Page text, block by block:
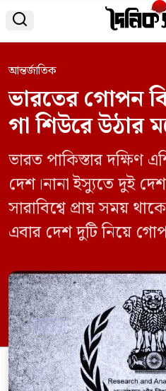

আন্তর্জাতিক
ভারতের গোপন
গা শিউরে উঠার
ভারত পাকিস্তার দক্ষিণ
দেশ।নানা ইস্যুতে দুই
সারাবিশ্বে প্রায় সময়
এবার দেশ দুটি নিয়ে
দিলো ওয়াশিংটন
প্রতিবেদনে,মার্কিন
পোস্ট জানিয়েছে,
গোয়েন্দা সংস্থা ‘র’
পরিচালনা করছে বলে